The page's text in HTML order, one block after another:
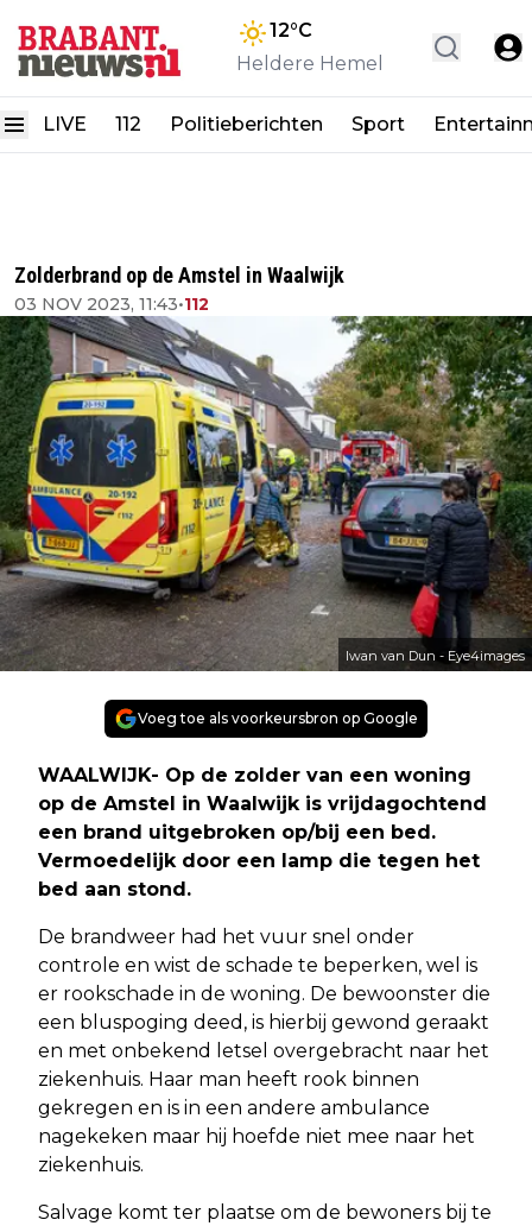
12°C
Heldere Hemel
LIVE 112 Politieberichten Sport
Zolderbrand op de Amstel in Waalwijk
03 NOV 2023, 11:43•112
Iwan van Dun - Eye4images
Voeg toe als voorkeursbron op Google
WAALWIJK- Op de zolder van een woning
op de Amstel in Waalwijk is vrijdagochtend
een brand uitgebroken op/bij een bed.
Vermoedelijk door een lamp die tegen het
bed aan stond.
De brandweer had het vuur snel onder
controle en wist de schade te beperken, wel is
er rookschade in de woning. De bewoonster die
een bluspoging deed, is hierbij gewond geraakt
en met onbekend letsel overgebracht naar het
ziekenhuis. Haar man heeft rook binnen
gekregen en is in een andere ambulance
nagekeken maar hij hoefde niet mee naar het
ziekenhuis.
Salvage komt ter plaatse om de bewoners bij te